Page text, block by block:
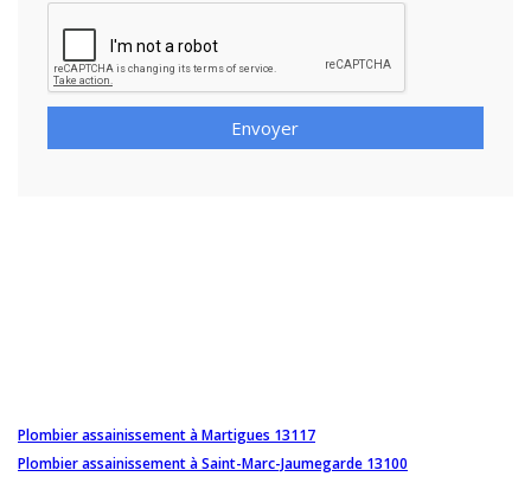
Envoyer
Plombier assainissement à Martigues 13117
Plombier assainissement à Saint-Marc-Jaumegarde 13100